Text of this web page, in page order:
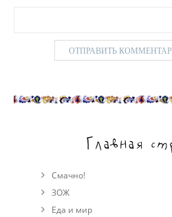
Главная
Смачно!
ЗОЖ
Еда и мир